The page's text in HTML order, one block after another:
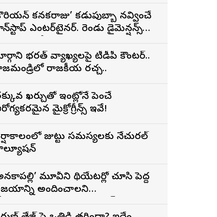
కనకరాజు’ కడుపుబ్బా నవ్వించే
ఎంటర్‌టైనర్. రెండు డైమెన్షన్స్
: వరుణ్ తేజ్
భరత్ వ్యాఖ్యలపై టీడీపీ కౌంటర్..
రాజకీయ రచ్చ..
ఖర్చుతో ఇంట్లోనే పెంచే
మైక్రోగ్రీన్స్ ఇవే!
జుట్టు సమస్యలకు నేచురల్
మూవీని థియేటర్లో చూసి పెద్ద
అందించాలని